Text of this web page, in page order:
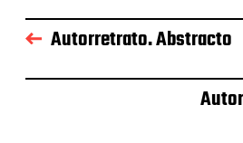
Autorretrato. Abstracto